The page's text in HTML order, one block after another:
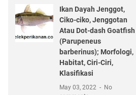
Ikan Dayah Jenggot,
Ciko-ciko, Jenggotan
Atau Dot-dash Goatfish
(Parupeneus
barberinus); Morfologi,
Habitat, Ciri-Ciri,
Klasifikasi
May 03, 2022
No